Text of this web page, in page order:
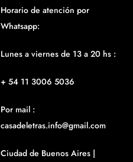
Horario de atención por
Whatsapp:
Lunes a viernes de 13 a 20 hs :
+ 54 11 3006 5036
Por mail :
casadeletras.info@gmail.com
Ciudad de Buenos Aires |